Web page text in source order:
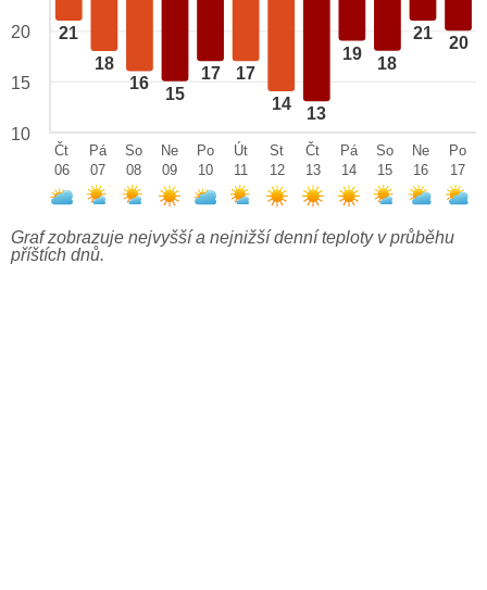
21
18
16
15
17 17
14
13
19
18
21
20
20
15
10
Čt
06
Pá
07
So
08
Ne
09
Po
10
Út
11
St
12
Čt
13
Pá
14
So
15
Ne
16
Po
17
Graf zobrazuje nejvyšší a nejnižší denní teploty v průběhu
příštích dnů.